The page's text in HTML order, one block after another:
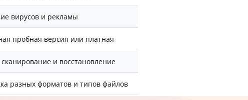
вирусов и рекламы
пробная версия или платная
и восстановление
разных форматов и типов файлов